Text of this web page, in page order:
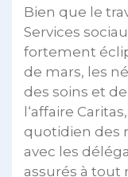
Bien que le
Services
fortement
de mars, les
des soins et
l‘affaire
quotidien des
avec les
assurés à tout